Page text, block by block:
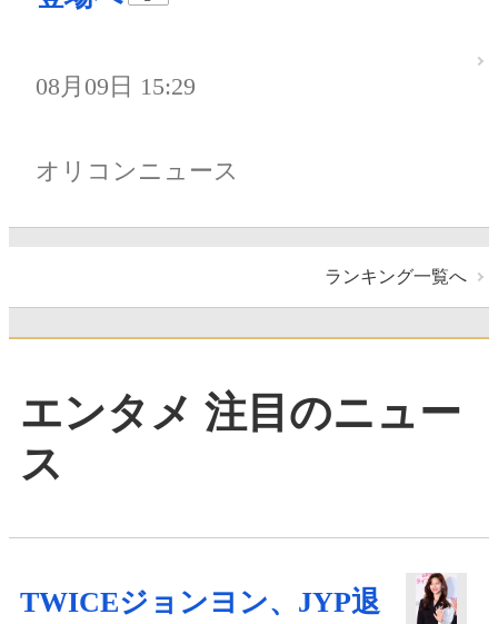
08月09日 15:29
オリコンニュース
ランキング一覧へ
エンタメ 注目のニュー
ス
TWICEジョンヨン、JYP退